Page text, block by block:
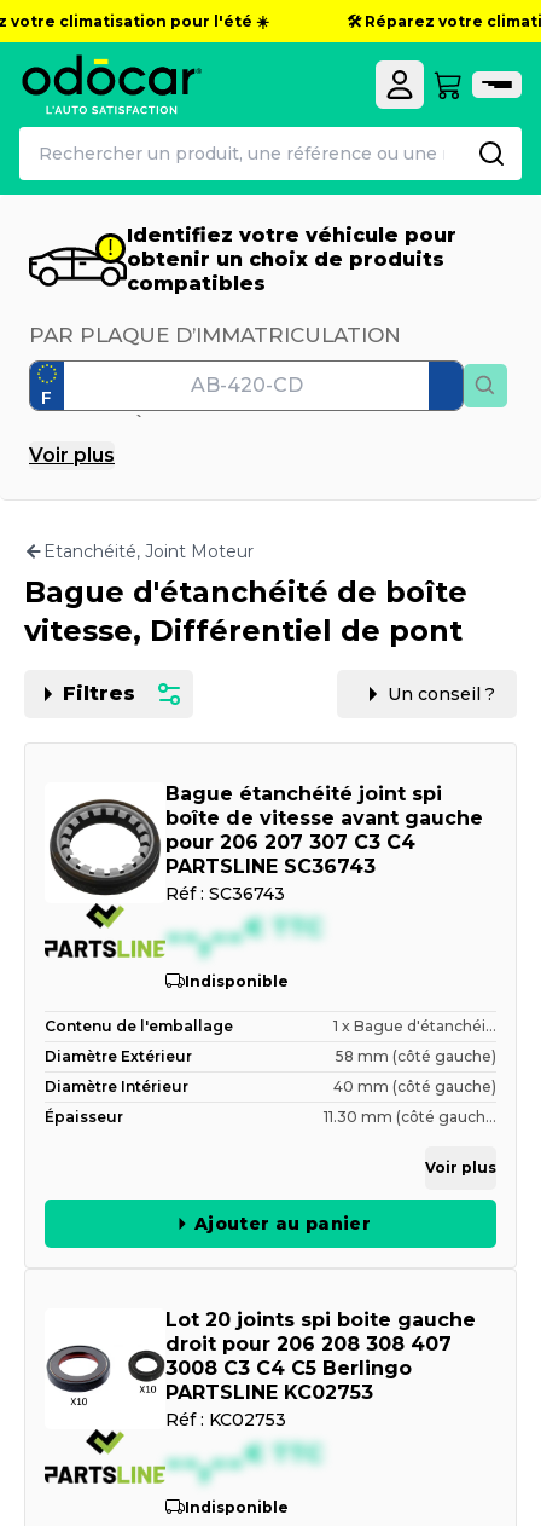
climatisation pour l'été ☀️ 🛠️ Réparez votre
Identifiez votre véhicule pour
obtenir un choix de produits
compatibles
PAR PLAQUE D’IMMATRICULATION
F
Motorisation
PAR CARTE GRISE OU VIN
Voir plus
Etanchéité, Joint Moteur
Bague d'étanchéité de boîte
vitesse, Différentiel de pont
Filtres Un conseil ?
Bague étanchéité joint spi
boîte de vitesse avant gauche
pour 206 207 307 C3 C4
PARTSLINE SC36743
Réf : SC36743
--,--€ TTC
Indisponible
Contenu de l'emballage
1 x Bague d'étanchéi...
Diamètre Extérieur
58 mm (côté gauche)
Diamètre Intérieur
40 mm (côté gauche)
Épaisseur
11.30 mm (côté gauch...
Voir plus
Ajouter au panier
Lot 20 joints spi boite gauche
droit pour 206 208 308 407
3008 C3 C4 C5 Berlingo
PARTSLINE KC02753
Réf : KC02753
--,--€ TTC
Indisponible